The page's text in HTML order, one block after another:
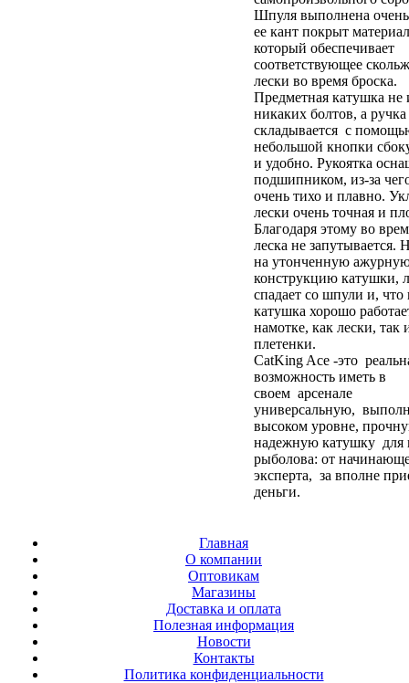
Шпуля выполнена
ее кант покрыт
который обеспечивает
соответствующее
лески во время броска.
Предметная катушка не
никаких болтов, а ручка
складывается с
небольшой кнопки
и удобно. Рукоятка
подшипником, из-за
очень тихо и плавно.
лески очень точная и
Благодаря этому во
леска не запутывается.
на утонченную
конструкцию катушки,
спадает со шпули и, что
катушка хорошо
намотке, как лески, так
плетенки.
CatKing Ace -это
возможность иметь в
своем арсенале
универсальную,
высоком уровне,
надежную катушку для
рыболова: от
эксперта, за вполне
деньги.
Главная
О компании
Оптовикам
Магазины
Доставка и оплата
Полезная информация
Новости
Контакты
Политика конфиденциальности